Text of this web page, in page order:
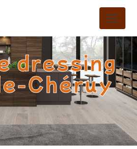
dressing
Chéruy